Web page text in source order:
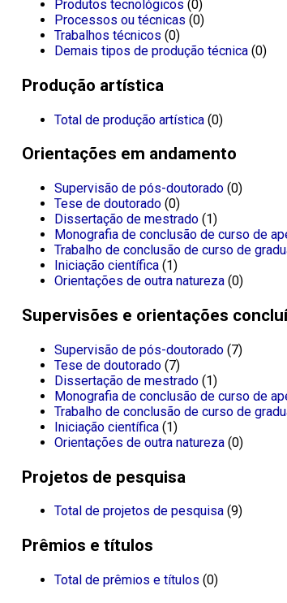
Produtos tecnológicos (0)
Processos ou técnicas (0)
Trabalhos técnicos (0)
Demais tipos de produção técnica(0)
Produção artística
Total de produção artística(0)
Orientações em andamento
Supervisão de pós-doutorado(0)
Tese de doutorado(0)
Dissertação de mestrado(1)
Monografia de conclusão de curso de
Trabalho de conclusão de curso de
Iniciação científica(1)
Orientações de outra natureza(0)
Supervisões e orientações
Supervisão de pós-doutorado(7)
Tese de doutorado(7)
Dissertação de mestrado(1)
Monografia de conclusão de curso de
Trabalho de conclusão de curso de
Iniciação científica(1)
Orientações de outra natureza(0)
Projetos de pesquisa
Total de projetos de pesquisa(9)
Prêmios e títulos
Total de prêmios e títulos (0)